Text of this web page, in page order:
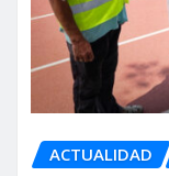
ACTUALIDAD